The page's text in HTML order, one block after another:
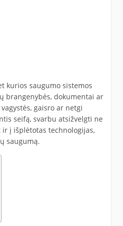
kurios saugumo sistemos
brangenybės, dokumentai ar
gaisro ar netgi
seifą, svarbu atsižvelgti ne
į išplėtotas technologijas,
saugumą.